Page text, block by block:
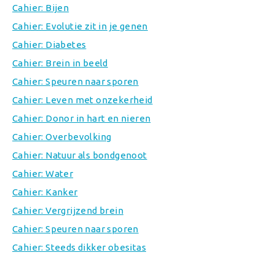
Cahier: Bijen
Cahier: Evolutie zit in je genen
Cahier: Diabetes
Cahier: Brein in beeld
Cahier: Speuren naar sporen
Cahier: Leven met onzekerheid
Cahier: Donor in hart en nieren
Cahier: Overbevolking
Cahier: Natuur als bondgenoot
Cahier: Water
Cahier: Kanker
Cahier: Vergrijzend brein
Cahier: Speuren naar sporen
Cahier: Steeds dikker obesitas